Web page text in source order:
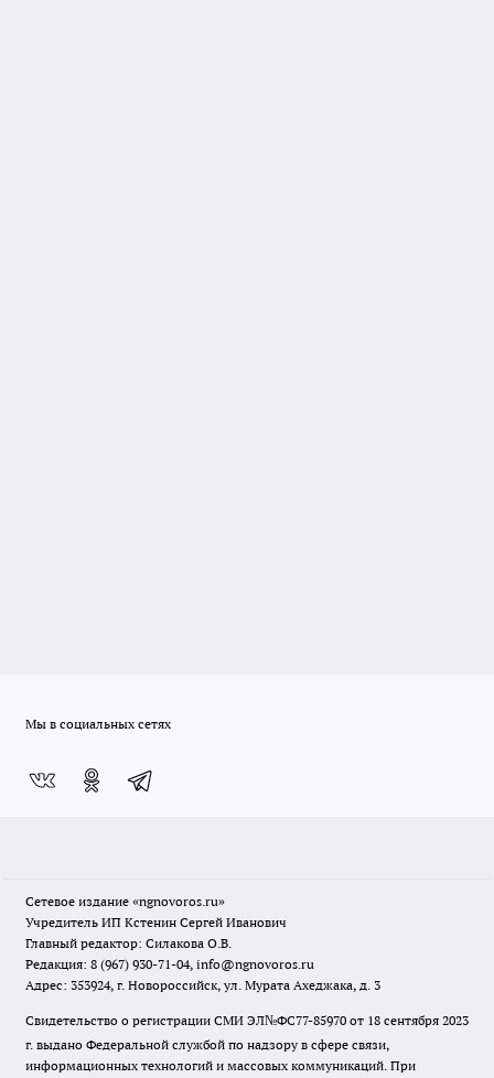
Мы в социальных сетях
Сетевое издание «ngnovoros.ru»
Учредитель ИП Кстенин Сергей Иванович
Главный редактор: Силакова О.В.
Редакция: 8 (967) 930-71-04, info@ngnovoros.ru
Адрес: 353924, г. Новороссийск, ул. Мурата Ахеджака, д. 3
Свидетельство о регистрации СМИ ЭЛ№ФС77-85970 от 18 сентября 2023
г. выдано Федеральной службой по надзору в сфере связи,
информационных технологий и массовых коммуникаций. При